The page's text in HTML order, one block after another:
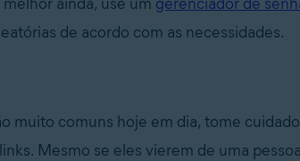
de acordo com as necessidades.
muito comuns hoje em dia, tome
Mesmo se eles vierem de uma